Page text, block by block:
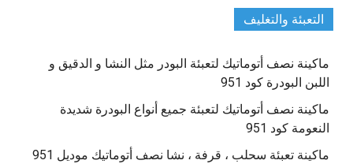
التعبئة والتغليف
ماكينة نصف أتوماتيك لتعبئة البودر مثل النشا و الدقيق و
اللبن البودرة كود 951
ماكينة نصف أتوماتيك لتعبئة جميع أنواع البودرة شديدة
النعومة كود 951
ماكينة تعبئة سحلب ، قرفة ، نشا نصف أتوماتيك موديل 951